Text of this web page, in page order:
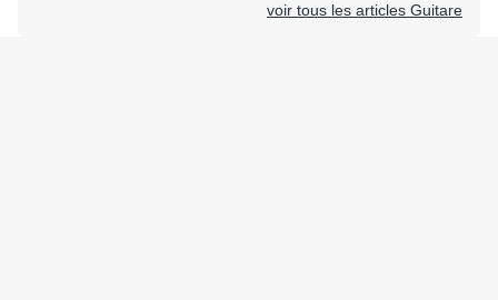
voir tous les articles Guitare